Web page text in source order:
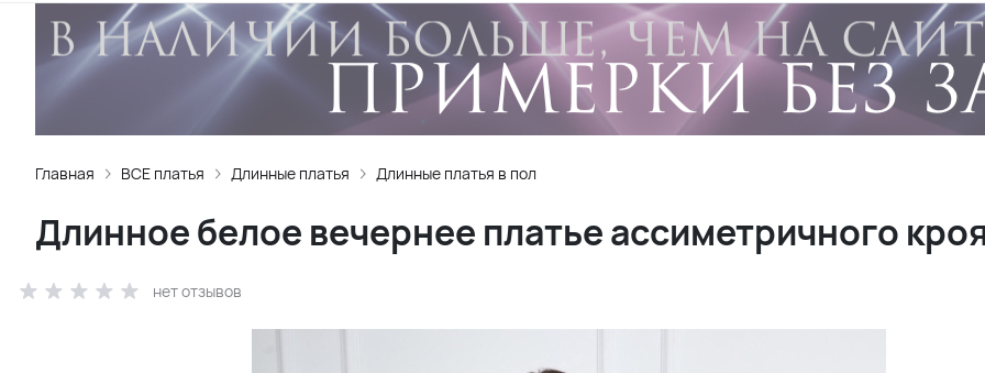
Главная ВСЕ платья Длинные платья Длинные платья в пол
Длинное белое вечернее платье ассиметричного
нет отзывов